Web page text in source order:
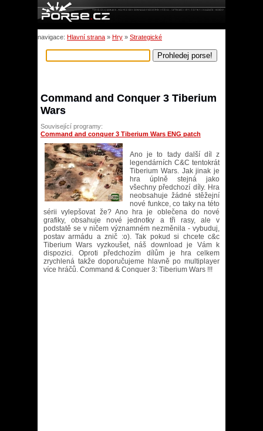
navigace: Hlavní strana » Hry » Strategické
Command and Conquer 3 Tiberium
Wars
Související programy:
Command and conquer 3 Tiberium Wars ENG patch
Ano je to tady další díl z
legendárních C&C tentokrát
Tiberium Wars. Jak jinak je
hra úplně stejná jako
všechny předchozí díly. Hra
neobsahuje žádné stěžejní
nové funkce, co taky na této
sérii vylepšovat že? Ano hra je oblečena do nové
grafiky, obsahuje nové jednotky a tři rasy, ale v
podstatě se v ničem významném nezměnila - vybuduj,
postav armádu a znič :o). Tak pokud si chcete c&c
Tiberium Wars vyzkoušet, náš download je Vám k
dispozici. Oproti předchozím dílům je hra celkem
zrychlená takže doporučujeme hlavně po multiplayer
více hráčů. Command & Conquer 3: Tiberium Wars !!!